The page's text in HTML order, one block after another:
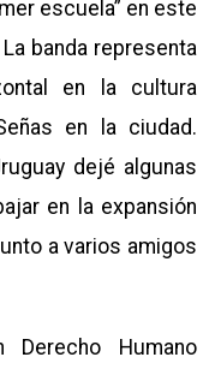
escuela” en este
banda representa
en la cultura
en la ciudad.
dejé algunas
en la expansión
a varios amigos
Humano